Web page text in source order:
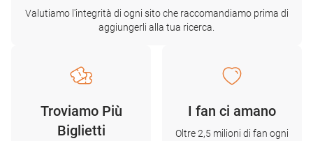
Valutiamo l'integrità di ogni sito che raccomandiamo prima di
aggiungerli alla tua ricerca.
Troviamo Più
Biglietti
I fan ci amano
Oltre 2,5 milioni di fan ogni